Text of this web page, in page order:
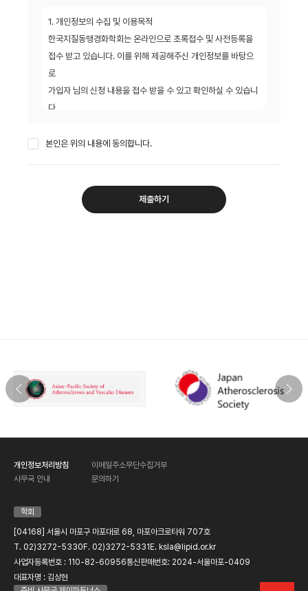
1. 개인정보의 수집 및 이용목적
한국지질동맹경화학회는 온라인으로 초록접수 및 사전등록을
접수 받고 있습니다. 이를 위해 제공해주신 개인정보를 바탕으
로
가입자 님의 신청 내용을 접수 받을 수 있고 확인하실 수 있습니
다.
2. 수집하는 개인정보의 항목
(성함, 소속, 의사면허번호, 이메일, 휴대폰번호 등)
본인은 위의 내용에 동의합니다.
제출하기
개인정보처리방침
이메일주소무단수집거부
사무국 안내
문의하기
학회
[04168] 서울시 마포구 마포대로 68, 마포아크로타워 707호
T. 02)3272-5330 F. 02)3272-5331 E. ksla@lipid.or.kr
사업자등록번호 : 110-82-60956통신판매번호: 2024-서울마포-0409
대표자명 : 김상현